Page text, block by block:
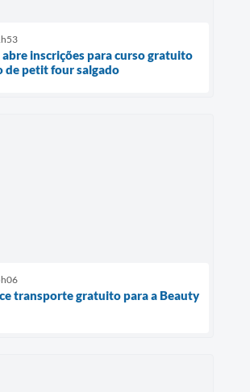
abre inscrições para curso gratuito
de petit four salgado
transporte gratuito para a Beauty